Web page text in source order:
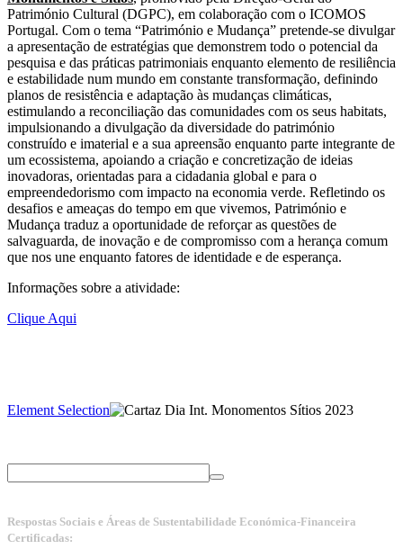
Património Cultural (DGPC), em colaboração com o ICOMOS
Portugal. Com o tema “Património e Mudança” pretende-se divulgar
a apresentação de estratégias que demonstrem todo o potencial da
pesquisa e das práticas patrimoniais enquanto elemento de resiliência
e estabilidade num mundo em constante transformação, definindo
planos de resistência e adaptação às mudanças climáticas,
estimulando a reconciliação das comunidades com os seus habitats,
impulsionando a divulgação da diversidade do património
construído e imaterial e a sua apreensão enquanto parte integrante de
um ecossistema, apoiando a criação e concretização de ideias
inovadoras, orientadas para a cidadania global e para o
empreendedorismo com impacto na economia verde. Refletindo os
desafios e ameaças do tempo em que vivemos, Património e
Mudança traduz a oportunidade de reforçar as questões de
salvaguarda, de inovação e de compromisso com a herança comum
que nos une enquanto fatores de identidade e de esperança.
Informações sobre a atividade:
Clique Aqui
Element Selection
Respostas Sociais e Áreas de Sustentabilidade Económica-Financeira
Certificadas: